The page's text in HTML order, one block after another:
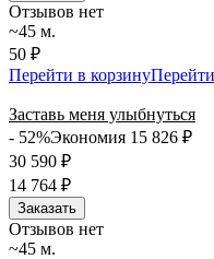
Отзывов нет
~45 м.
50 ₽
Перейти в корзину
Заставь меня улыбнуться
- 52%Экономия 15 826 ₽
30 590 ₽
14 764 ₽
Заказать
Отзывов нет
~45 м.